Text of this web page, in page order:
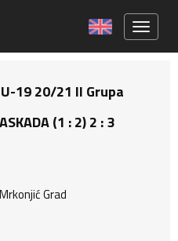
19 20/21 II Grupa
(1 : 2) 2 : 3
Grad